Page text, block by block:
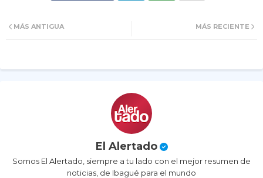
MÁS RECIENTE
MÁS ANTIGUA
El Alertado
Somos El Alertado, siempre a tu lado con el mejor resumen de
noticias, de Ibagué para el mundo